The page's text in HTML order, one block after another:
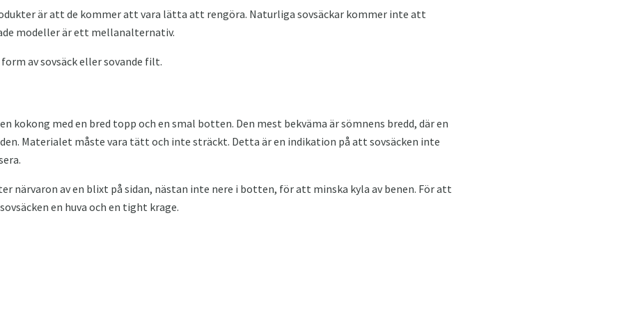
är att de kommer att vara lätta att rengöra. Naturliga sovsäckar kommer inte att
modeller är ett mellanalternativ.
av sovsäck eller sovande filt.
kokong med en bred topp och en smal botten. Den mest bekväma är sömnens bredd, där en
Materialet måste vara tätt och inte sträckt. Detta är en indikation på att sovsäcken inte
närvaron av en blixt på sidan, nästan inte nere i botten, för att minska kyla av benen. För att
en huva och en tight krage.